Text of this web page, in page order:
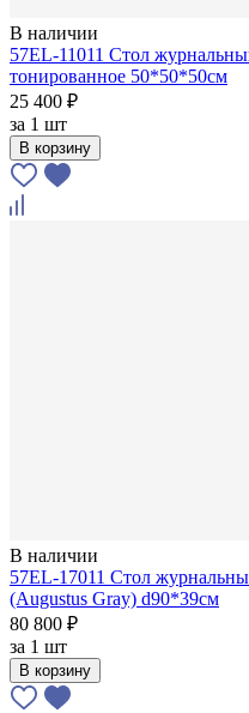
В наличии
57EL-11011 Стол
тонированное 50*50*50см
25 400 ₽
за 1 шт
В корзину
В наличии
57EL-17011 Стол
(Augustus Gray) d90*39см
80 800 ₽
за 1 шт
В корзину